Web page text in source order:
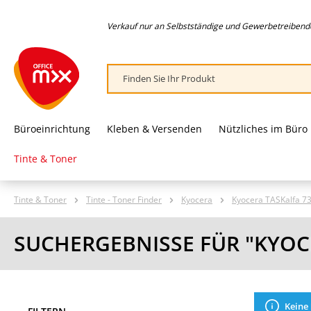
Verkauf nur an Selbstständige und
Büroeinrichtung Kleben & Versenden Nützliches im Büro
Tinte & Toner
Tinte & Toner Tinte - Toner Finder Kyocera Kyocera TASKalfa
SUCHERGEBNISSE FÜR